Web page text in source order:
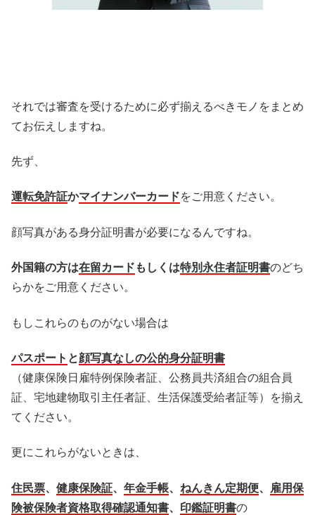
それでは審査を受けるために必ず揃えるべきモノをまとめ
てお伝えしますね。
先ず、
運転免許証かマイナンバーカードをご用意ください。
顔写真がある身分証明書が必要になるんですね。
外国籍の方は在留カード もしくは特別永住者証明書のどち
らかをご用意ください。
もしこれらのものがない場合は
パスポート と顔写真なしの公的身分証明書
（健康保険日雇特例保険者証、公務員共済組合の組合員
証、宅地建物取引主任者証、生活保護受給者証等）を揃え
てください。
更にこれらがないときは、
住民票、 健康保険証、 年金手帳、 ねんきん定期便、
雇用保
険被保険者資格取得確認通知書、 印鑑証明書の